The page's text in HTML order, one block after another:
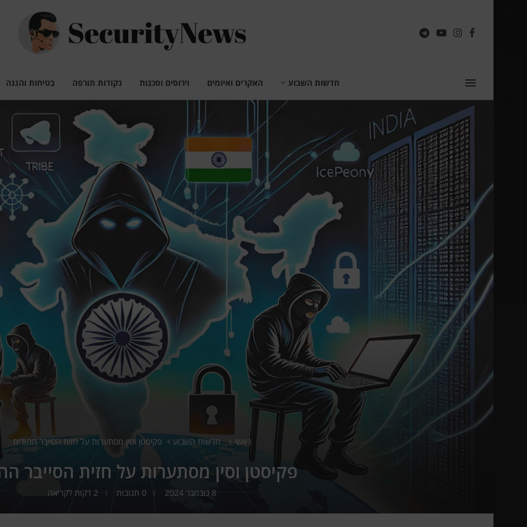
חדשות השבוע האקרים ואיומים וירוסים וסכנות נקודות תורפה בטיחות והגנה
ראשי חדשות השבוע פקיסטן וסין מסתערות על חזית הסייבר ההודית
פקיסטן וסין מסתערות על חזית הסייבר
8 נובמבר 2024 0 תגובות 2 דקות לקריאה